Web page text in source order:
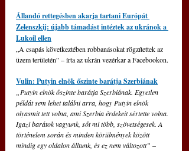
Állandó rettegésben akarja tartani Európát
Zelenszkij: újabb támadást intéztek az ukránok a
Lukoil ellen
„A csapás következtében robbanásokat rögzítettek az
üzem területén” – írta az ukrán vezérkar a Facebookon.
Vulin: Putyin elnök őszinte barátja Szerbiának
„Putyin elnök őszinte barátja Szerbiának. Egyetlen
példát sem lehet találni arra, hogy Putyin elnök
olyasmit tett volna, ami Szerbia érdekeit sértette volna.
Igazi barátok vagyunk, sőt mi több, szövetségesek. A
történelem során és minden körülmények között
mindig egy oldalon álltunk, és ez nem változott” –